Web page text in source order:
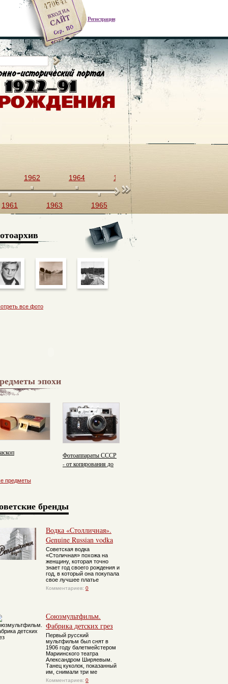
Регистрация
1961
1962
1963
1964
1965
1966
все фото
эпохи
Фотоаппараты СССР
- от копирования до
предметы
бренды
Водка «Столличная».
Genuine Russian vodka
Советская водка
«Столичная» похожа на
женщину, которая точно
знает год своего рождения и
год, в который она покупала
свое лучшее платье
Комментариев: 0
Союзмультфильм.
Фабрика детских грез
Первый русский
мультфильм был снят в
1906 году балетмейстером
Мариинского театра
Александром Ширяевым.
Танец куколок, показанный
им, снимали три ме
Комментариев: 0